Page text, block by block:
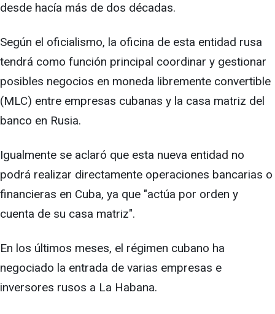
desde hacía más de dos décadas.
Según el oficialismo, la oficina de esta entidad rusa
tendrá como función principal coordinar y gestionar
posibles negocios en moneda libremente convertible
(MLC) entre empresas cubanas y la casa matriz del
banco en Rusia.
Igualmente se aclaró que esta nueva entidad no
podrá realizar directamente operaciones bancarias o
financieras en Cuba, ya que "actúa por orden y
cuenta de su casa matriz".
En los últimos meses, el régimen cubano ha
negociado la entrada de varias empresas e
inversores rusos a La Habana.